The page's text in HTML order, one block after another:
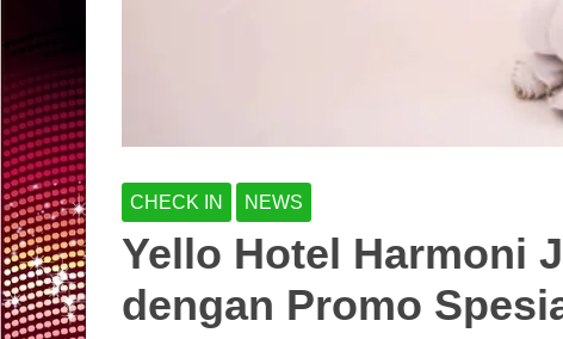
CHECK IN NEWS
Yello Hotel Harmoni
dengan Promo